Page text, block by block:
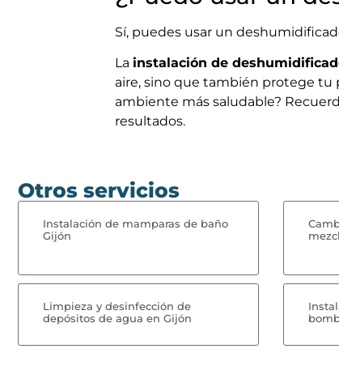
Sí, puedes usar un
La instalación de
aire, sino que también protege tu
ambiente más saludable?
resultados.
Otros servicios
Instalación de mamparas de baño
Gijón
Limpieza y desinfección de
depósitos de agua en Gijón